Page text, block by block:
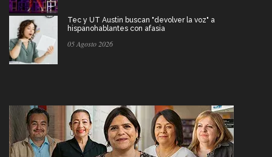
Tec y UT Austin buscan "devolver la voz" a
hispanohablantes con afasia
05 Agosto 2026